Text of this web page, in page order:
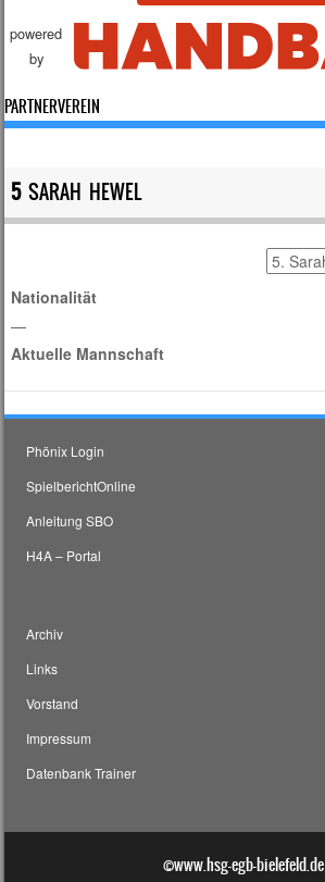
5SARAH HEWEL
Nationalität
—
Aktuelle Mannschaft
powered
by
PARTNERVEREIN
Phönix Login
SpielberichtOnline
Anleitung SBO
H4A – Portal
Archiv
Links
Vorstand
Impressum
Datenbank Trainer
©www.hsg-egb-bielefeld.de